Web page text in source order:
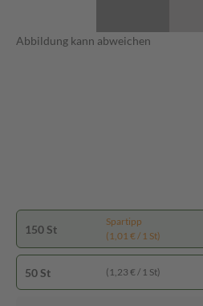
Abbildung kann abweichen
150 St
Spartipp
(1,01 € / 1 St)
50 St (1,23 € / 1 St)